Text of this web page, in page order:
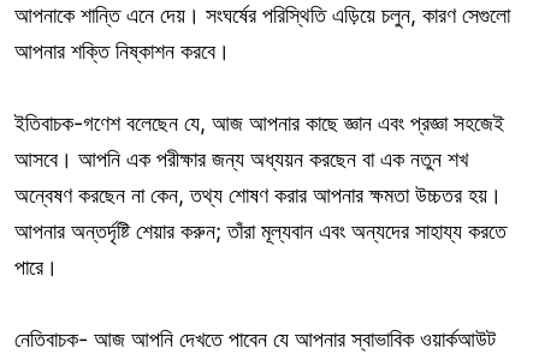
আপনাকে শান্তি এনে দেয়। সংঘর্ষের পরিস্থিতি এড়িয়ে চলুন, কারণ সেগুলো
আপনার শক্তি নিষ্কাশন করবে।
ইতিবাচক-গণেশ বলেছেন যে, আজ আপনার কাছে জ্ঞান এবং প্রজ্ঞা সহজেই
আসবে। আপনি এক পরীক্ষার জন্য অধ্যয়ন করছেন বা এক নতুন শখ
অন্বেষণ করছেন না কেন, তথ্য শোষণ করার আপনার ক্ষমতা উচ্চতর হয়।
আপনার অন্তর্দৃষ্টি শেয়ার করুন; তাঁরা মূল্যবান এবং অন্যদের সাহায্য করতে
পারে।
নেতিবাচক- আজ আপনি দেখতে পাবেন যে আপনার স্বাভাবিক ওয়ার্কআউট